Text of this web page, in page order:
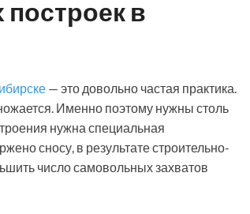
в
— это довольно частая практика.
Именно поэтому нужны столь
нужна специальная
сносу, в результате строительно-
число самовольных захватов